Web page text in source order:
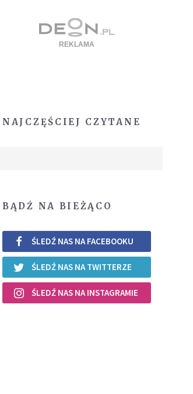
NAJCZĘŚCIEJ CZYTANE
BĄDŹ NA BIEŻĄCO
ŚLEDŹ NAS NA FACEBOOKU
ŚLEDŹ NAS NA TWITTERZE
ŚLEDŹ NAS NA INSTAGRAMIE